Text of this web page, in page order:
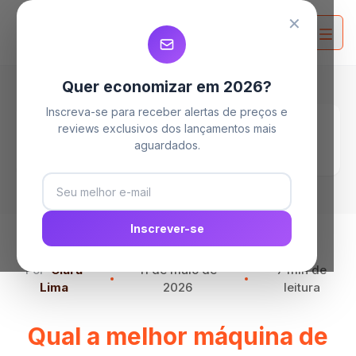
Home
Blog
Qual a melhor máquina de lavar: Consul ou
Electrolux?
Por Clara
Lima
11 de maio de
2026
7 min de
leitura
Qual a melhor máquina de
✕
Quer economizar em 2026?
Inscreva-se para receber alertas de preços e
reviews exclusivos dos lançamentos mais
aguardados.
Inscrever-se